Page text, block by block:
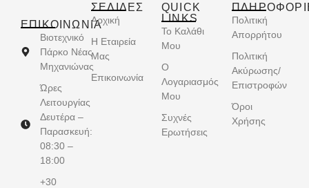
ΕΠΙΚΟΙΝΩΝΊΑ
Βιοτεχνικό
Πάρκο Νέας
Μηχανιώνας
Ώρες
Λειτουργίας
Δευτέρα –
Παρασκευή:
08:30 –
18:00
+30
ΣΕΛΙΔΕΣ
Αρχική
Η Εταιρεία
Μας
Επικοινωνία
QUICK
LINKS
Το Καλάθι
Μου
Ο
Λογαριασμός
Μου
Συχνές
Ερωτήσεις
Πολιτική
Απορρήτου
Πολιτική
Ακύρωσης/
Επιστροφών
Όροι
Χρήσης